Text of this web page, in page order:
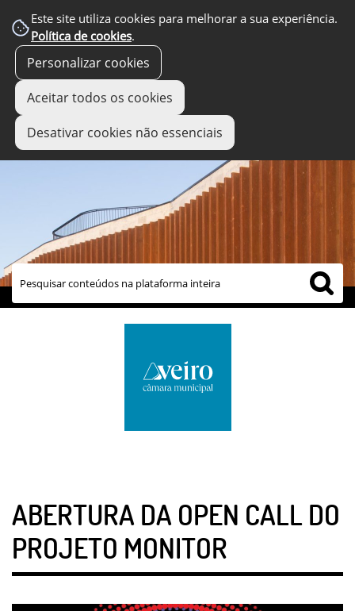
Este site utiliza cookies para melhorar a sua experiência.
Política de cookies.
Personalizar cookies
Aceitar todos os cookies
Desativar cookies não essenciais
links úteis
ABERTURA DA OPEN CALL DO
PROJETO MONITOR